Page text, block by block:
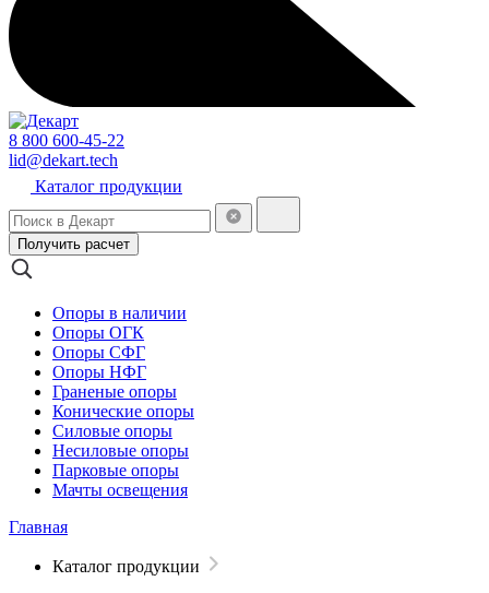
8 800 600-45-22
lid@dekart.tech
Каталог продукции
Получить расчет
Опоры в наличии
Опоры ОГК
Опоры СФГ
Опоры НФГ
Граненые опоры
Конические опоры
Силовые опоры
Несиловые опоры
Парковые опоры
Мачты освещения
Главная
Каталог продукции